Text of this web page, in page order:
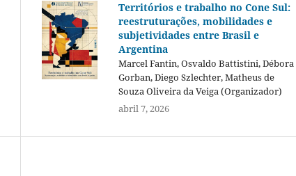
Territórios e trabalho no Cone Sul:
reestruturações, mobilidades e
subjetividades entre Brasil e
Argentina
Marcel Fantin, Osvaldo Battistini, Débora
Gorban, Diego Szlechter, Matheus de
Souza Oliveira da Veiga (Organizador)
abril 7, 2026